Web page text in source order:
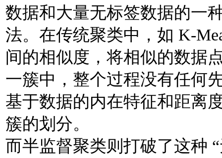
数据和大量无标签数据的一
法。在传统聚类中，如 K-
间的相似度，将相似的数据
一簇中，整个过程没有任何
基于数据的内在特征和距离
簇的划分。
而半监督聚类则打破了这种